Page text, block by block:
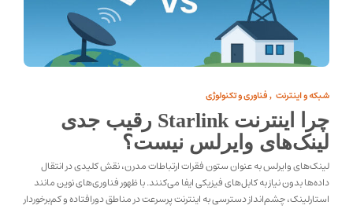
شبکه و اینترنت , فناوری و تکنولوژی
چرا اینترنت Starlink رقیب جدی
لینک‌های وایرلس نیست؟
لینک‌های وایرلس به عنوان ستون فقرات ارتباطات مدرن، نقش کلیدی در انتقال
داده‌ها بدون نیاز به کابل‌های فیزیکی ایفا می‌کنند. با ظهور فناوری‌های نوین مانند
استارلینک، چشم‌انداز دسترسی به اینترنت پرسرعت در مناطق دورافتاده و کم‌برخوردار